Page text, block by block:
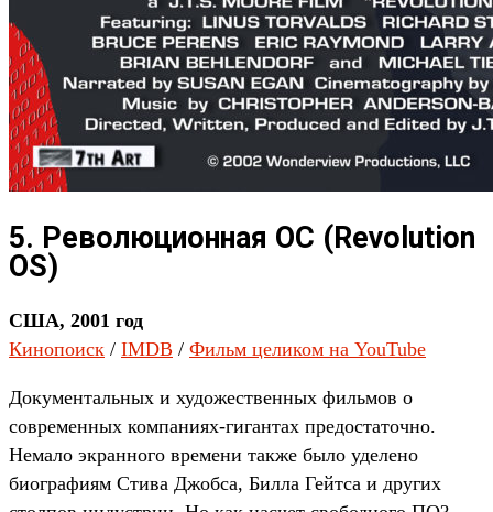
5. Революционная ОС (Revolution
OS)
США, 2001 год
Кинопоиск / IMDB / Фильм целиком на YouTube
Документальных и художественных фильмов о
современных компаниях-гигантах предостаточно.
Немало экранного времени также было уделено
биографиям Стива Джобса, Билла Гейтса и других